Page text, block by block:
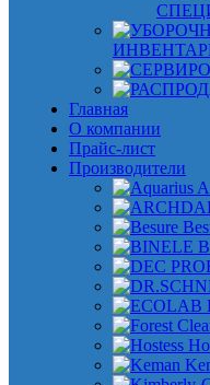
Главная
О компании
Прайс-лист
Производители